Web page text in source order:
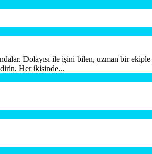
Dolayısı ile işini bilen, uzman bir
Her ikisinde...